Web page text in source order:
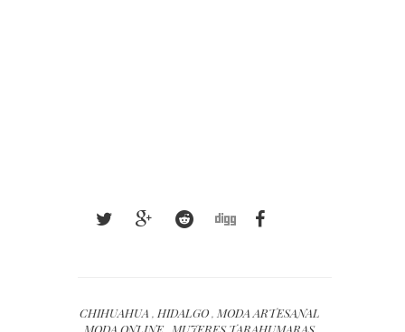
CHIHUAHUA , HIDALGO, MODA ARTESANAL